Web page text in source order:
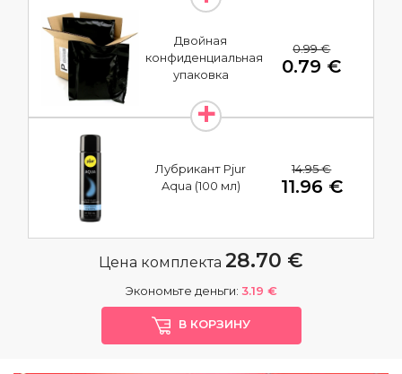
Двойная
конфиденциальная
упаковка
0.99 €
0.79 €
Лубрикант Pjur
Aqua (100 мл)
14.95 €
11.96 €
Цена комплекта 28.70 €
Экономьте деньги: 3.19 €
В КОРЗИНУ